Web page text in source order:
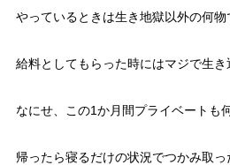
やっているときは生き地獄以外の何
給料としてもらった時にはマジで生き
なにせ、この1か月間プライベートも
帰ったら寝るだけの状況でつかみ取っ